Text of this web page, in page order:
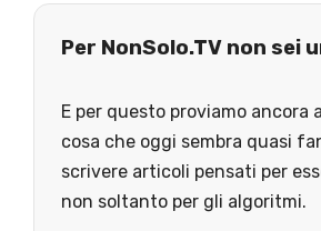
Per NonSolo.TV non sei
E per questo proviamo ancora
cosa che oggi sembra quasi
scrivere articoli pensati per
non soltanto per gli algoritmi.